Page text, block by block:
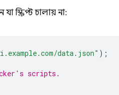
স্ক্রিপ্ট চালায় না:
data.json" );
scripts.